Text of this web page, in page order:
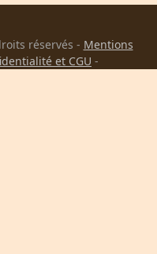
réservés - Mentions
et CGU -